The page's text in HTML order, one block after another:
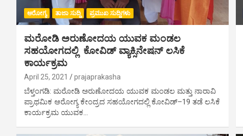
ಆರೋಗ್ಯ ತಾಜಾ ಸುದ್ದಿ ಪ್ರಮುಖ ಸುದ್ದಿಗಳು
ಮರೋಡಿ ಅರುಣೋದಯ ಯುವಕ ಮಂಡಲ
ಸಹಯೋಗದಲ್ಲಿ ಕೋವಿಡ್ ವ್ಯಾಕ್ಸಿನೇಷನ್‌ ಲಸಿಕೆ
ಕಾರ್ಯಕ್ರಮ
April 25, 2021 prajaprakasha
ಬೆಳ್ತಂಗಡಿ: ಮರೋಡಿ ಅರುಣೋದಯ ಯುವಕ ಮಂಡಲ ಮತ್ತು ನಾರಾವಿ
ಪ್ರಾಥಮಿಕ ಆರೋಗ್ಯ ಕೇಂದ್ರದ ಸಹಯೋಗದಲ್ಲಿ ಕೋವಿಡ್‌–19 ತಡೆ ಲಸಿಕೆ
ಕಾರ್ಯಕ್ರಮ ಯುವಕ…